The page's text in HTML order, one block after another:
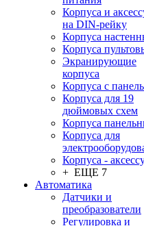
Корпуса и
на DIN-рейку
Корпуса
Корпуса
Экранирующие
корпуса
Корпуса с
Корпуса для 19
дюймовых схем
Корпуса
Корпуса для
Корпуса -
+ ЕЩЕ 7
Автоматика
Датчики и
преобразователи
Регулировка и